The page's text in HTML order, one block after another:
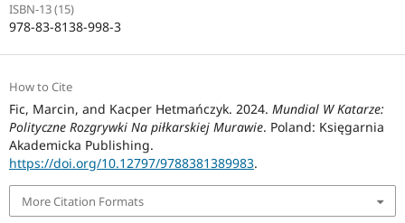
ISBN-13 (15)
978-83-8138-998-3
How to Cite
Fic, Marcin, and Kacper Hetmańczyk. 2024. Mundial W Katarze:
Polityczne Rozgrywki Na piłkarskiej Murawie. Poland: Księgarnia
Akademicka Publishing.
https://doi.org/10.12797/9788381389983.
More Citation Formats